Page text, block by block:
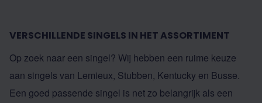
VERSCHILLENDE SINGELS IN HET ASSORTIMENT
Op zoek naar een singel? Wij hebben een ruime keuze
aan singels van Lemieux, Stubben, Kentucky en Busse.
Een goed passende singel is net zo belangrijk als een